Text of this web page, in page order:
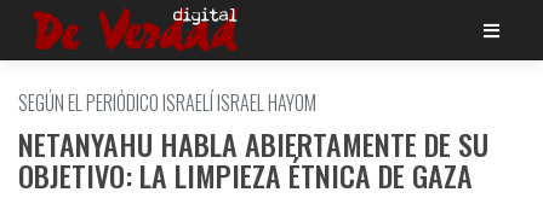
Saltar
SEGÚN EL PERIÓDICO ISRAELÍ ISRAEL HAYOM
NETANYAHU HABLA ABIERTAMENTE DE SU
OBJETIVO: LA LIMPIEZA ÉTNICA DE GAZA